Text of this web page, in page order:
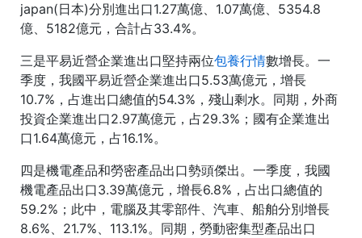
japan(日本)分別進出口1.27萬億、1.07萬億、5354.8
億、5182億元，合計占33.4%。
三是平易近營企業進出口堅持兩位包養行情數增長。一
季度，我國平易近營企業進出口5.53萬億元，增長
10.7%，占進出口總值的54.3%，殘山剩水。同期，外商
投資企業進出口2.97萬億元，占29.3%；國有企業進出
口1.64萬億元，占16.1%。
四是機電產品和勞密產品出口勢頭傑出。一季度，我國
機電產品出口3.39萬億元，增長6.8%，占出口總值的
59.2%；此中，電腦及其零部件、汽車、船舶分別增長
8.6%、21.7%、113.1%。同期，勞動密集型產品出口